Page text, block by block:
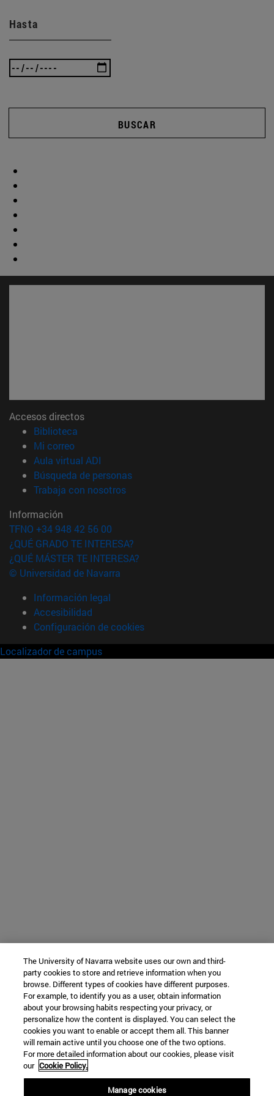
Hasta
BUSCAR
Accesos directos
Biblioteca
Mi correo(abre en nueva ventana)
Aula virtual ADI
Búsqueda de personas(abre en nueva ventana)
Trabaja con nosotros(abre en nueva ventana)
Información
TFNO +34 948 42 56 00
¿QUÉ GRADO TE INTERESA?
¿QUÉ MÁSTER TE INTERESA?
© Universidad de Navarra
Información legal
Accesibilidad
Configuración de cookies
Localizador de campus
The University of Navarra website uses our own and third-
party cookies to store and retrieve information when you
browse. Different types of cookies have different purposes.
For example, to identify you as a user, obtain information
about your browsing habits respecting your privacy, or
personalize how the content is displayed. You can select the
cookies you want to enable or accept them all. This banner
will remain active until you choose one of the two options.
For more detailed information about our cookies, please visit
our Cookie Policy.
Manage cookies